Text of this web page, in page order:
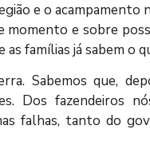
e o acampamento
e sobre
famílias já sabem o
Sabemos que,
Dos fazendeiros
falhas, tanto do